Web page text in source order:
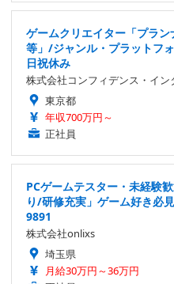
ゲームクリエイター「プラ
等」/ジャンル・プラットフ
日祝休み
株式会社コンフィデンス・イン
東京都
年収700万円～
正社員
PCゲームテスター・未経験
り/研修充実」ゲーム好き必
9891
株式会社onlixs
埼玉県
月給30万円～36万円